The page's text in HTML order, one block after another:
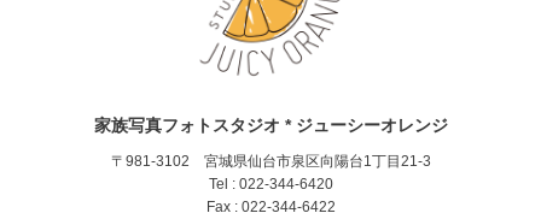
家族写真フォトスタジオ * ジューシーオレンジ
〒981-3102 宮城県仙台市泉区向陽台1丁目21-3
Tel : 022-344-6420
Fax : 022-344-6422